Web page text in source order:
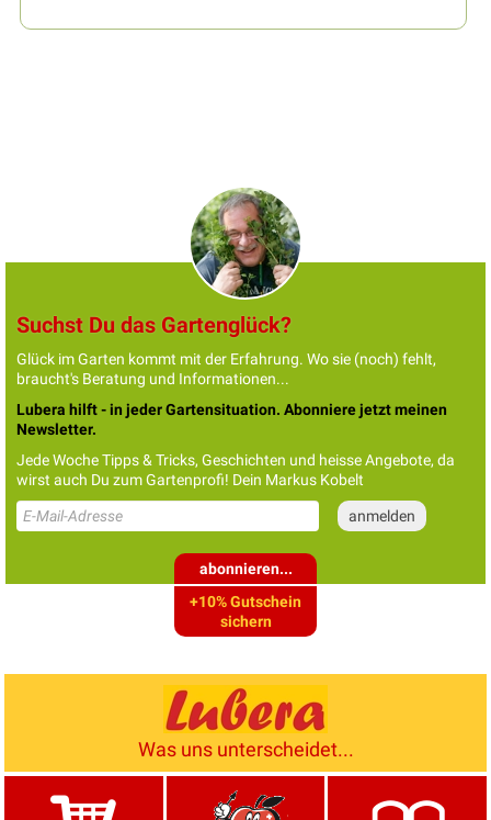
Suchst Du das Gartenglück?
Glück im Garten kommt mit der Erfahrung. Wo sie (noch) fehlt,
braucht's Beratung und Informationen...
Lubera hilft - in jeder Gartensituation. Abonniere jetzt meinen
Newsletter.
Jede Woche Tipps & Tricks, Geschichten und heisse Angebote, da
wirst auch Du zum Gartenprofi! Dein Markus Kobelt
abonnieren...
+10% Gutschein
sichern
Was uns unterscheidet...